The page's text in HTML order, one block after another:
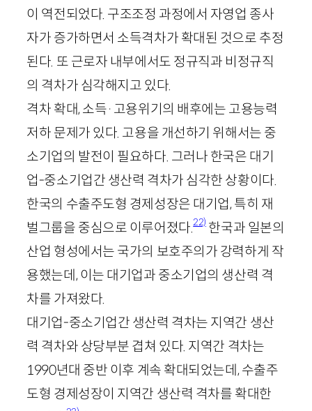
이 역전되었다. 구조조정 과정에서 자영업 종사
자가 증가하면서 소득격차가 확대된 것으로 추정
된다. 또 근로자 내부에서도 정규직과 비정규직
의 격차가 심각해지고 있다.
격차 확대, 소득·고용위기의 배후에는 고용능력
저하 문제가 있다. 고용을 개선하기 위해서는 중
소기업의 발전이 필요하다. 그러나 한국은 대기
업-중소기업간 생산력 격차가 심각한 상황이다.
한국의 수출주도형 경제성장은 대기업, 특히 재
벌그룹을 중심으로 이루어졌다.22)한국과 일본의
산업 형성에서는 국가의 보호주의가 강력하게 작
용했는데, 이는 대기업과 중소기업의 생산력 격
차를 가져왔다.
대기업-중소기업간 생산력 격차는 지역간 생산
력 격차와 상당부분 겹쳐 있다. 지역간 격차는
1990년대 중반 이후 계속 확대되었는데, 수출주
도형 경제성장이 지역간 생산력 격차를 확대한